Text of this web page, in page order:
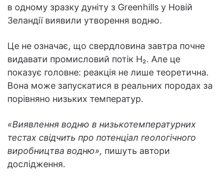
в одному зразку дуніту з Greenhills у Новій
Зеландії виявили утворення водню.
Це не означає, що свердловина завтра почне
видавати промисловий потік H₂. Але це
показує головне: реакція не лише теоретична.
Вона може запускатися в реальних породах за
порівняно низьких температур.
«Виявлення водню в низькотемпературних
тестах свідчить про потенціал геологічного
виробництва водню», пишуть автори
дослідження.